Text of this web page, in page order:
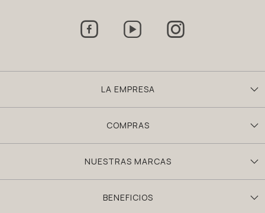
LA EMPRESA
COMPRAS
NUESTRAS MARCAS
BENEFICIOS
  